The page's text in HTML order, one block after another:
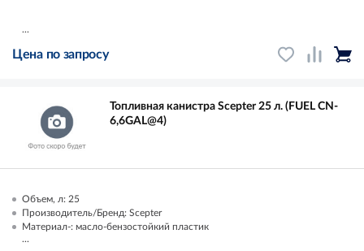
...
Цена по запросу
Топливная канистра Scepter 25 л. (FUEL CN-
6,6GAL@4)
Объем, л: 25
Производитель/Бренд: Scepter
Материал-: масло-бензостойкий пластик
...